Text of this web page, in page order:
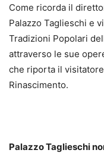
Come ricorda il
Palazzo Taglieschi e
Tradizioni Popolari
attraverso le sue
che riporta il
Rinascimento.
Palazzo Taglieschi